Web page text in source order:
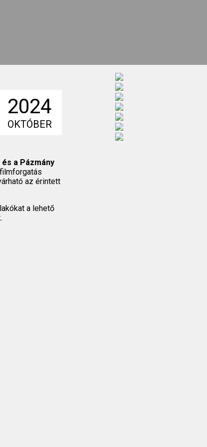
2024
OKTÓBER
a Pázmány
az érintett
a lehető